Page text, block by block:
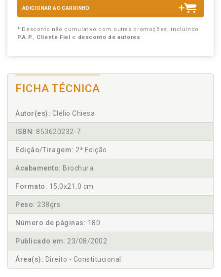
ADICIONAR AO CARRINHO
* Desconto não cumulativo com outras promoções, incluindo
P.A.P., Cliente Fiel e desconto de autores
FICHA TÉCNICA
Autor(es): Clélio Chiesa
ISBN: 853620232-7
Edição/Tiragem: 2ª Edição
Acabamento: Brochura
Formato: 15,0x21,0 cm
Peso: 238grs.
Número de páginas: 180
Publicado em: 23/08/2002
Área(s): Direito - Constitucional